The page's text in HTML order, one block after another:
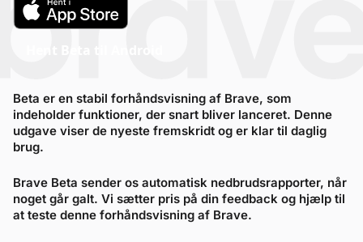
Beta er en stabil forhåndsvisning af Brave, som
indeholder funktioner, der snart bliver lanceret. Denne
udgave viser de nyeste fremskridt og er klar til daglig
brug.
Brave Beta sender os automatisk nedbrudsrapporter, når
noget går galt. Vi sætter pris på din feedback og hjælp til
at teste denne forhåndsvisning af Brave.